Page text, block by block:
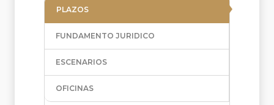
PLAZOS
FUNDAMENTO JURIDICO
ESCENARIOS
OFICINAS